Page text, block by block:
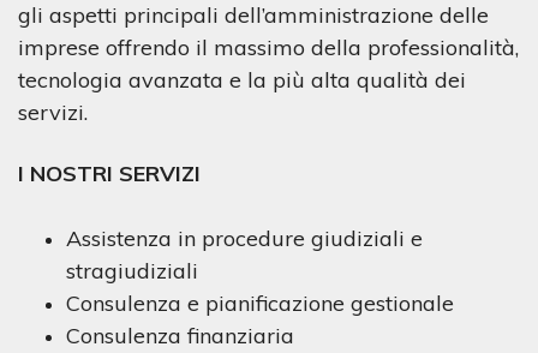
gli aspetti principali dell’amministrazione delle
imprese offrendo il massimo della professionalità,
tecnologia avanzata e la più alta qualità dei
servizi.
I NOSTRI SERVIZI
Assistenza in procedure giudiziali e
stragiudiziali
Consulenza e pianificazione gestionale
Consulenza finanziaria